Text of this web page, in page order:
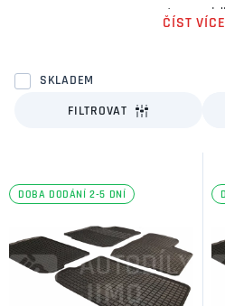
typ
zimě, kdy stékající vodu z vaší
ČÍST VÍCE
SKLADEM
FILTROVAT
DOBA DODÁNÍ 2-5 DNÍ